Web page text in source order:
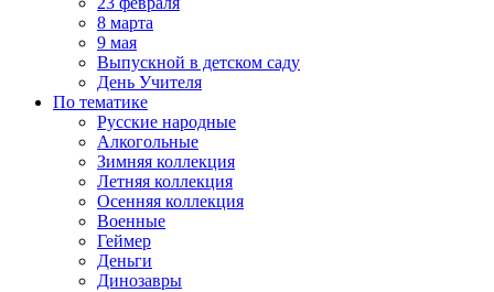
8 марта
9 мая
Выпускной в детском саду
День Учителя
По тематике
Русские народные
Алкогольные
Зимняя коллекция
Летняя коллекция
Осенняя коллекция
Военные
Геймер
Деньги
Динозавры